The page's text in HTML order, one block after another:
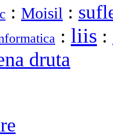
: Moisil :
: liis :
druta